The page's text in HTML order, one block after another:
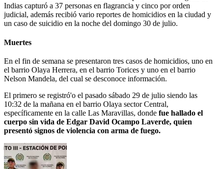
Indias capturó a 37 personas en flagrancia y cinco por orden
judicial, además recibió vario reportes de homicidios en la ciudad y
un caso de suicidio en la noche del domingo 30 de julio.
Muertes
En el fin de semana se presentaron tres casos de homicidios, uno en
el barrio Olaya Herrera, en el barrio Torices y uno en el barrio
Nelson Mandela, del cual se desconoce información.
El primero se registró'o el pasado sábado 29 de julio siendo las
10:32 de la mañana en el barrio Olaya sector Central,
específicamente en la calle Las Maravillas, donde fue hallado el
cuerpo sin vida de Edgar David Ocampo Laverde, quien
presentó signos de violencia con arma de fuego.